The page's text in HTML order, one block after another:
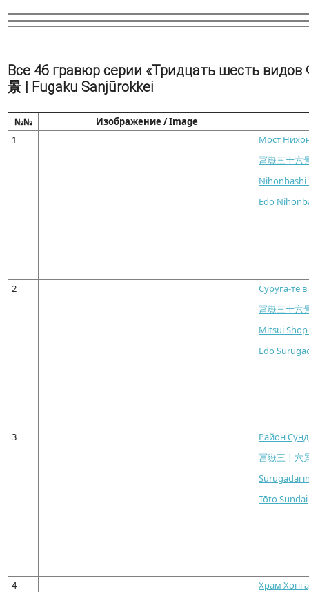
Все 46 гравюр серии «Тридцать шесть
景 | Fugaku Sanjūrokkei
№№
Изображение / Image
1
Мост
冨嶽三十
Nihonbashi
Edo
2
Суруга-тё
冨嶽三十六
Mitsui
Edo
3
Район
冨嶽三十
Surugadai
Tōto Sundai
4
Храм